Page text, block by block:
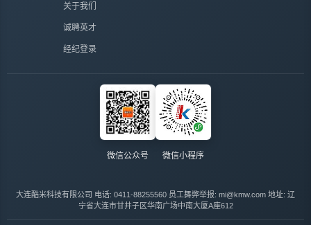
关于我们
诚聘英才
经纪登录
微信公众号 微信小程序
大连酷米科技有限公司 电话: 0411-88255560 员工舞弊举报: mi@kmw.com 地址: 辽
宁省大连市甘井子区华南广场中南大厦A座612